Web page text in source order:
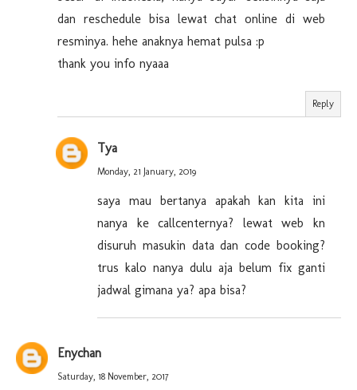
dan reschedule bisa lewat chat online di web
resminya. hehe anaknya hemat pulsa :p
thank you info nyaaa
Reply
Tya
Monday, 21 January, 2019
saya mau bertanya apakah kan kita ini
nanya ke callcenternya? lewat web kn
disuruh masukin data dan code booking?
trus kalo nanya dulu aja belum fix ganti
jadwal gimana ya? apa bisa?
Enychan
Saturday, 18 November, 2017